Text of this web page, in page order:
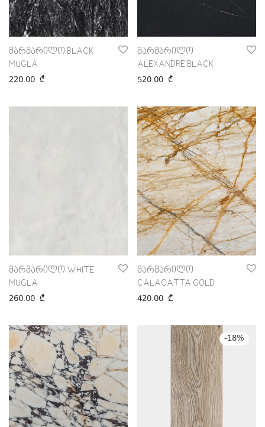
მარმარილო BLACK
MUGLA
220.00 ₾
მარმარილო
ALEXANDRE BLACK
520.00 ₾
მარმარილო WHITE
MUGLA
260.00 ₾
მარმარილო
CALACATTA GOLD
420.00 ₾
-18%